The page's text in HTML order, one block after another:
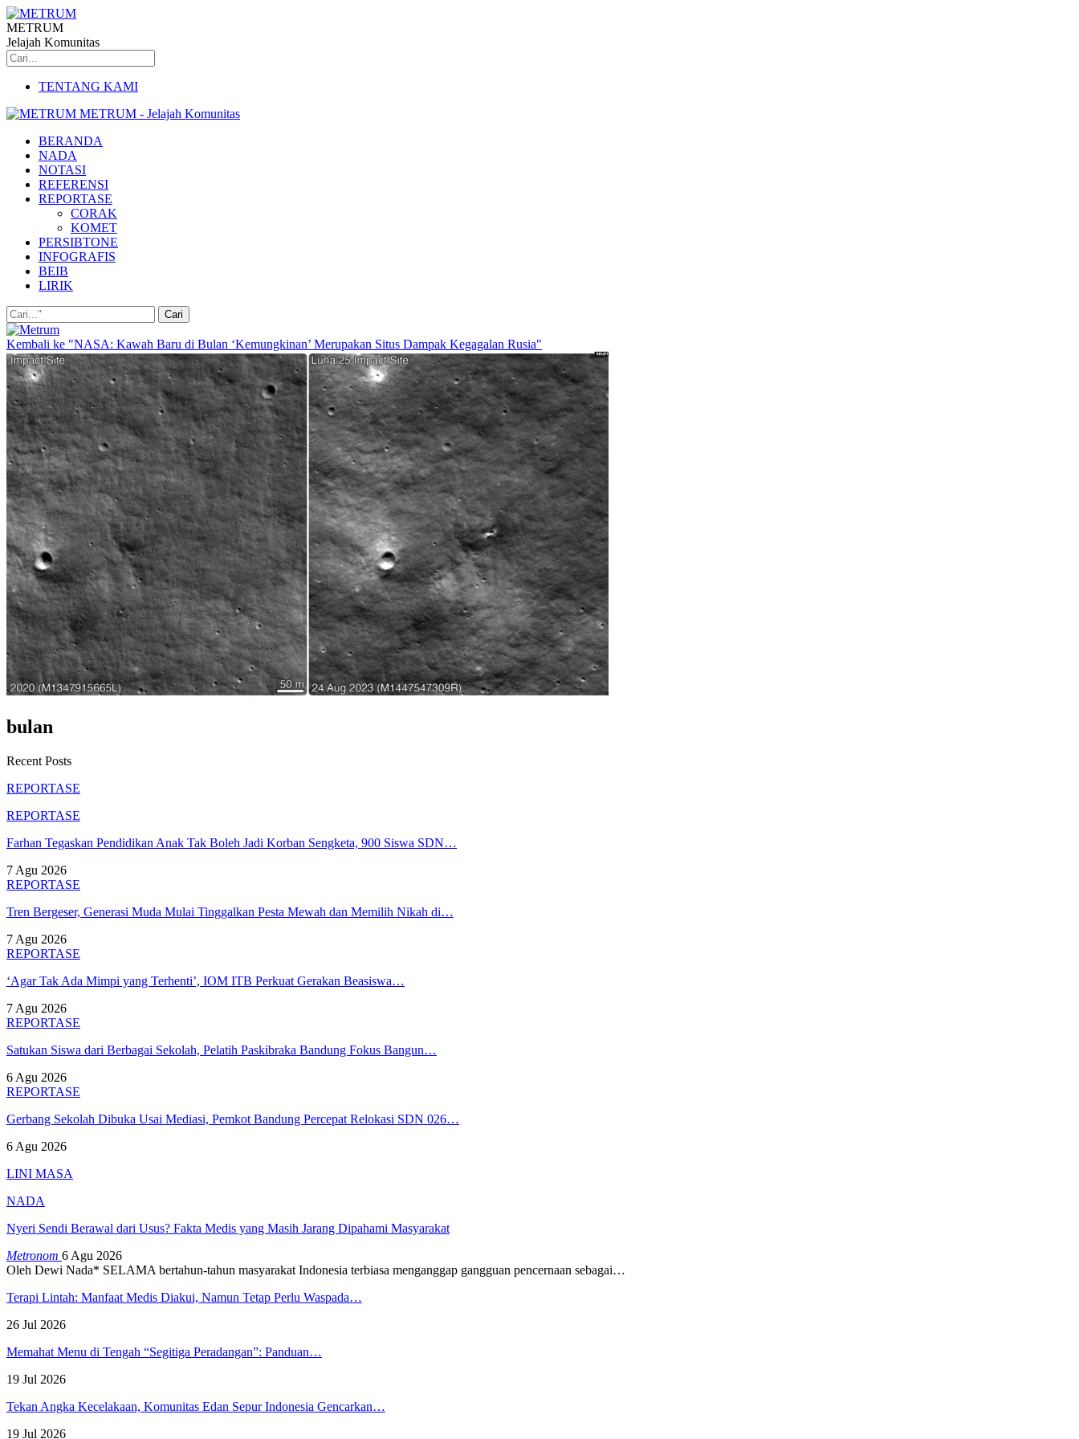
METRUM
Jelajah Komunitas
TENTANG KAMI
METRUM - Jelajah Komunitas
BERANDA
NADA
NOTASI
REFERENSI
REPORTASE
CORAK
KOMET
PERSIBTONE
INFOGRAFIS
BEIB
LIRIK
Kembali ke "NASA: Kawah Baru di Bulan ‘Kemungkinan’ Merupakan Situs Dampak Kegagalan Rusia"
bulan
Recent Posts
REPORTASE
REPORTASE
Farhan Tegaskan Pendidikan Anak Tak Boleh Jadi Korban Sengketa, 900 Siswa SDN…
7 Agu 2026
REPORTASE
Tren Bergeser, Generasi Muda Mulai Tinggalkan Pesta Mewah dan Memilih Nikah di…
7 Agu 2026
REPORTASE
‘Agar Tak Ada Mimpi yang Terhenti’, IOM ITB Perkuat Gerakan Beasiswa…
7 Agu 2026
REPORTASE
Satukan Siswa dari Berbagai Sekolah, Pelatih Paskibraka Bandung Fokus Bangun…
6 Agu 2026
REPORTASE
Gerbang Sekolah Dibuka Usai Mediasi, Pemkot Bandung Percepat Relokasi SDN 026…
6 Agu 2026
LINI MASA
NADA
Nyeri Sendi Berawal dari Usus? Fakta Medis yang Masih Jarang Dipahami Masyarakat
Metronom 6 Agu 2026
Oleh Dewi Nada* SELAMA bertahun-tahun masyarakat Indonesia terbiasa menganggap gangguan pencernaan sebagai…
Terapi Lintah: Manfaat Medis Diakui, Namun Tetap Perlu Waspada…
26 Jul 2026
Memahat Menu di Tengah “Segitiga Peradangan”: Panduan…
19 Jul 2026
Tekan Angka Kecelakaan, Komunitas Edan Sepur Indonesia Gencarkan…
19 Jul 2026